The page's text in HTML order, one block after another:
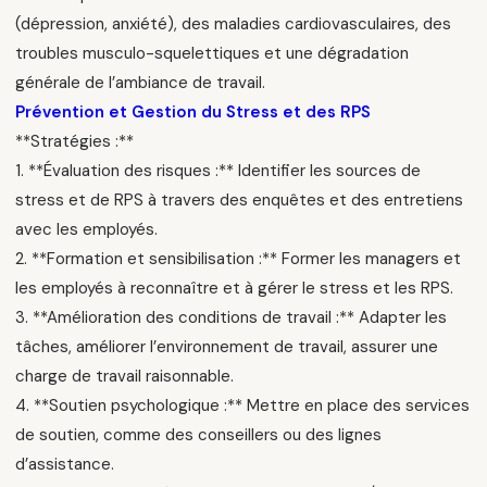
(dépression, anxiété), des maladies cardiovasculaires, des
troubles musculo-squelettiques et une dégradation
générale de l’ambiance de travail.
Prévention et Gestion du Stress et des RPS
**Stratégies :**
1. **Évaluation des risques :** Identifier les sources de
stress et de RPS à travers des enquêtes et des entretiens
avec les employés.
2. **Formation et sensibilisation :** Former les managers et
les employés à reconnaître et à gérer le stress et les RPS.
3. **Amélioration des conditions de travail :** Adapter les
tâches, améliorer l’environnement de travail, assurer une
charge de travail raisonnable.
4. **Soutien psychologique :** Mettre en place des services
de soutien, comme des conseillers ou des lignes
d’assistance.